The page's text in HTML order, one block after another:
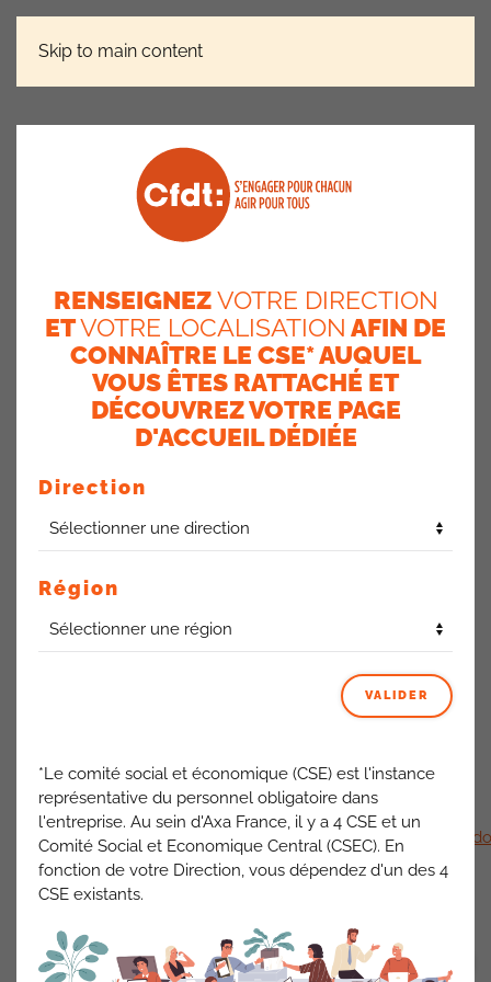
Skip to main content
CESU: ouverture de la
24 juin 2026
Elle a lieu entre le 17 juin et le 1er juillet 2026 inclus.
Le prélèvement aura lieu en
de commanderjusqu’à 600.00 de CESU par an,
subventionnés pour un tiers (soit 200.00 maximum) par
Voir toutes les infos ici
internet sur votre espace dédié accessible à l’adresse
suivante :
https://www.edomiserve.com/sidomi/compte/
idContrat=2707
VOIR TOUT
RENSEIGNEZVOTRE DIRECTION
ETVOTRE LOCALISATION AFIN DE
CONNAÎTRE LE CSE* AUQUEL
VOUS ÊTES RATTACHÉ ET
DÉCOUVREZ VOTRE PAGE
D'ACCUEIL DÉDIÉE
Direction
Région
VALIDER
*Le comité social et économique (CSE) est l'instance
représentative du personnel obligatoire dans
l'entreprise. Au sein d'Axa France, il y a 4 CSE et un
Comité Social et Economique Central (CSEC). En
fonction de votre Direction, vous dépendez d'un des 4
CSE existants.